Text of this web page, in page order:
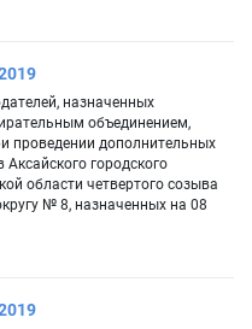
назначенных
объединением,
проведении дополнительных
городского
области четвертого созыва
№ 8, назначенных на 08